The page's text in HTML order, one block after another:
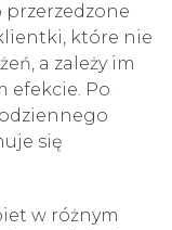
które nie
a zależy im
efekcie. Po
się
w różnym